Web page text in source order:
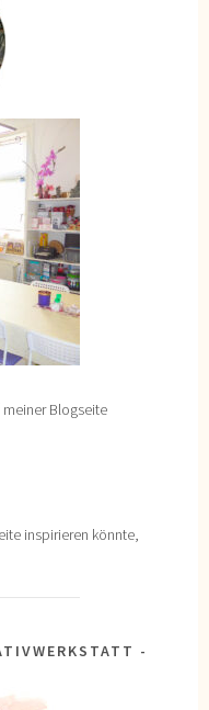
Blogseite
inspirieren könnte,